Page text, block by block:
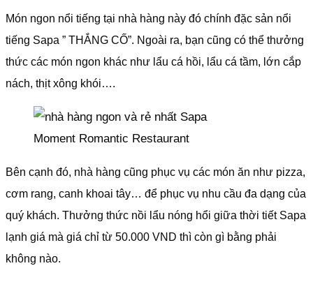
Món ngon nổi tiếng tại nhà hàng này đó chính đặc sản nổi
tiếng Sapa ” THẮNG CỐ”. Ngoài ra, bạn cũng có thể thưởng
thức các món ngon khác như lẩu cá hồi, lẩu cá tầm, lớn cắp
nách, thịt xông khói….
Moment Romantic Restaurant
Bên cạnh đó, nhà hàng cũng phục vụ các món ăn như pizza,
cơm rang, canh khoai tây… để phục vụ nhu cầu đa dạng của
quý khách. Thưởng thức nồi lẩu nóng hổi giữa thời tiết Sapa
lạnh giá mà giá chỉ từ 50.000 VND thì còn gì bằng phải
không nào.